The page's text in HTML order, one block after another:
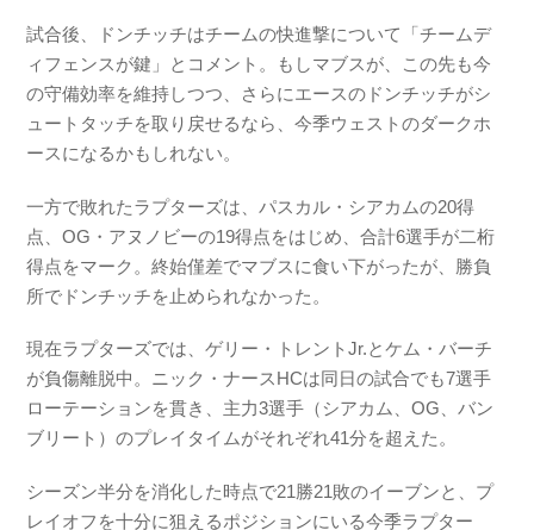
試合後、ドンチッチはチームの快進撃について「チームデ
ィフェンスが鍵」とコメント。もしマブスが、この先も今
の守備効率を維持しつつ、さらにエースのドンチッチがシ
ュートタッチを取り戻せるなら、今季ウェストのダークホ
ースになるかもしれない。
一方で敗れたラプターズは、パスカル・シアカムの20得
点、OG・アヌノビーの19得点をはじめ、合計6選手が二桁
得点をマーク。終始僅差でマブスに食い下がったが、勝負
所でドンチッチを止められなかった。
現在ラプターズでは、ゲリー・トレントJr.とケム・バーチ
が負傷離脱中。ニック・ナースHCは同日の試合でも7選手
ローテーションを貫き、主力3選手（シアカム、OG、バン
ブリート）のプレイタイムがそれぞれ41分を超えた。
シーズン半分を消化した時点で21勝21敗のイーブンと、プ
レイオフを十分に狙えるポジションにいる今季ラプター